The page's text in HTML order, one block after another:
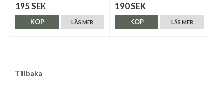
195 SEK
LÄS MER
KÖP
190 SEK
LÄS MER
KÖP
Tillbaka